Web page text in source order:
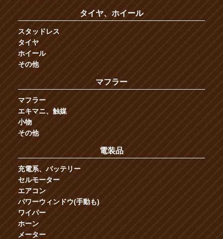
タイヤ、ホイール
スタッドレス
タイヤ
ホイール
その他
マフラー
マフラー
エキマニ、触媒
小物
その他
電装品
充電系、バッテリー
セルモーター
エアコン
パワーウィンドウ(手動も)
ワイパー
ホーン
メーター